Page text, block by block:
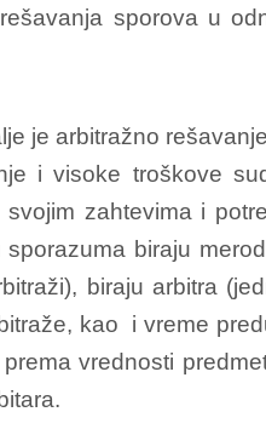
sporova u
je arbitražno
i visoke troškove
zahtevima i
biraju
biraju arbitra
kao i vreme
vrednosti